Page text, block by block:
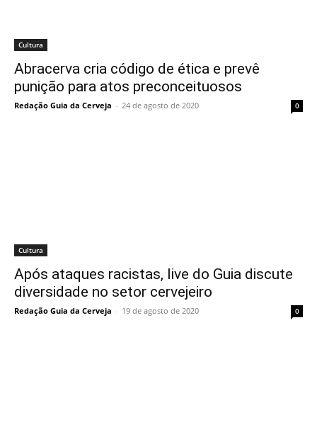
Cultura
Abracerva cria código de ética e prevê
punição para atos preconceituosos
Redação Guia da Cerveja - 24 de agosto de 2020 0
Cultura
Após ataques racistas, live do Guia discute
diversidade no setor cervejeiro
Redação Guia da Cerveja - 19 de agosto de 2020 0